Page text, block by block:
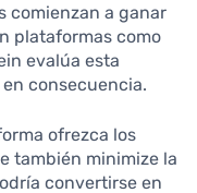
comienzan a ganar
plataformas como
evalúa esta
consecuencia.
ofrezca los
también minimize la
convertirse en